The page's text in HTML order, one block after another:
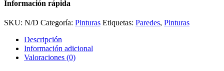
Información rápida
SKU: N/D Categoría: Pinturas Etiquetas: Paredes, Pinturas
Descripción
Información adicional
Valoraciones (0)